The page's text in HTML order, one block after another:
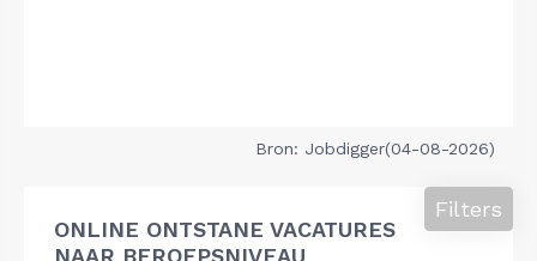
Bron: Jobdigger(04-08-2026)
ONLINE ONTSTANE VACATURES
NAAR BEROEPSNIVEAU
Filters